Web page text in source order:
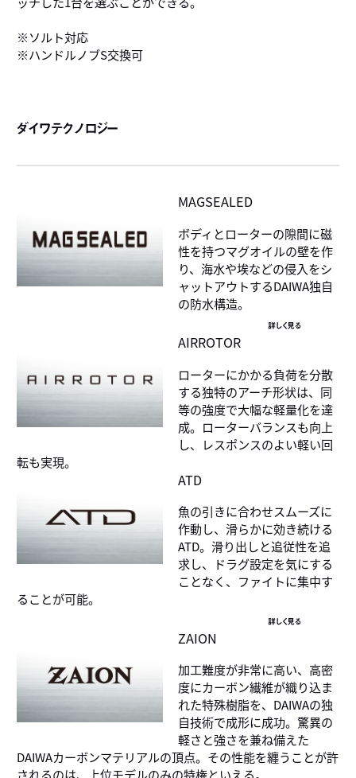
※ソルト対応
※ハンドルノブS交換可
ダイワテクノロジー
MAGSEALED
ボディとローターの隙間に磁
性を持つマグオイルの壁を作
り、海水や埃などの侵入をシ
ャットアウトするDAIWA独自
の防水構造。
詳しく見る
AIRROTOR
ローターにかかる負荷を分散
する独特のアーチ形状は、同
等の強度で大幅な軽量化を達
成。ローターバランスも向上
し、レスポンスのよい軽い回
転も実現。
ATD
魚の引きに合わせスムーズに
作動し、滑らかに効き続ける
ATD。滑り出しと追従性を追
求し、ドラグ設定を気にする
ことなく、ファイトに集中す
ることが可能。
詳しく見る
ZAION
加工難度が非常に高い、高密
度にカーボン繊維が織り込ま
れた特殊樹脂を、DAIWAの独
自技術で成形に成功。驚異の
軽さと強さを兼ね備えた
DAIWAカーボンマテリアルの頂点。その性能を纏うことが許
されるのは、上位モデルのみの特権といえる。